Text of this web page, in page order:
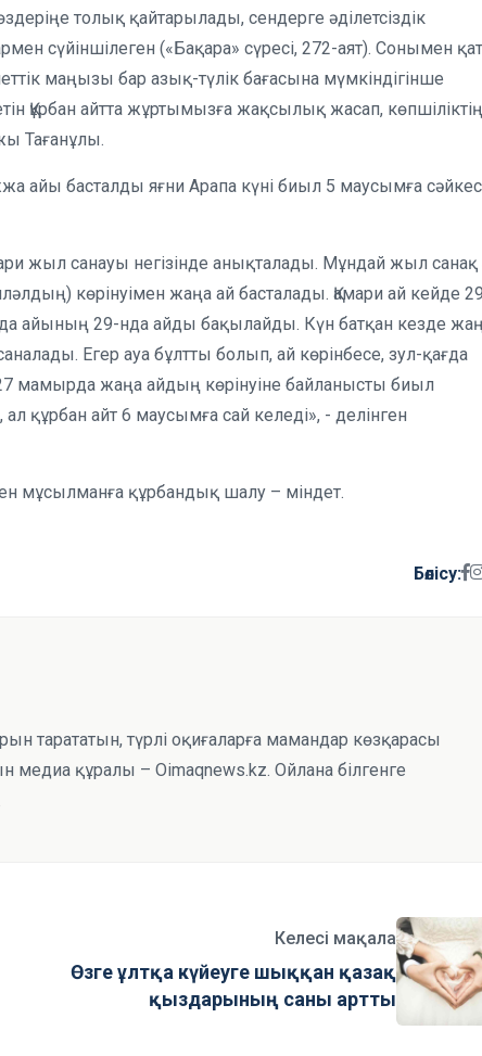
толық қайтарылады, сендерге әділетсіздік
сүйіншілеген («Бақара» сүресі, 272-аят). Сонымен
маңызы бар азық-түлік бағасына мүмкіндігінше
Құрбан айтта жұртымызға жақсылық жасап, көпшіліктің
Тағанұлы.
айы басталды яғни Арапа күні биыл 5 маусымға сәйкес
жыл санауы негізінде анықталады. Мұндай жыл санақ
көрінуімен жаңа ай басталады. Қамари ай кейде 29
айының 29-нда айды бақылайды. Күн батқан кезде
Егер ауа бұлтты болып, ай көрінбесе, зул-қағда
мамырда жаңа айдың көрінуіне байланысты биыл
құрбан айт 6 маусымға сай келеді», - делінген
мұсылманға құрбандық шалу – міндет.
Бөлісу:
тарататын, түрлі оқиғаларға мамандар көзқарасы
медиа құралы – Oimaqnews.kz. Ойлана білгенге
Келесі мақала
Өзге ұлтқа күйеуге шыққан қазақ
қыздарының саны артты